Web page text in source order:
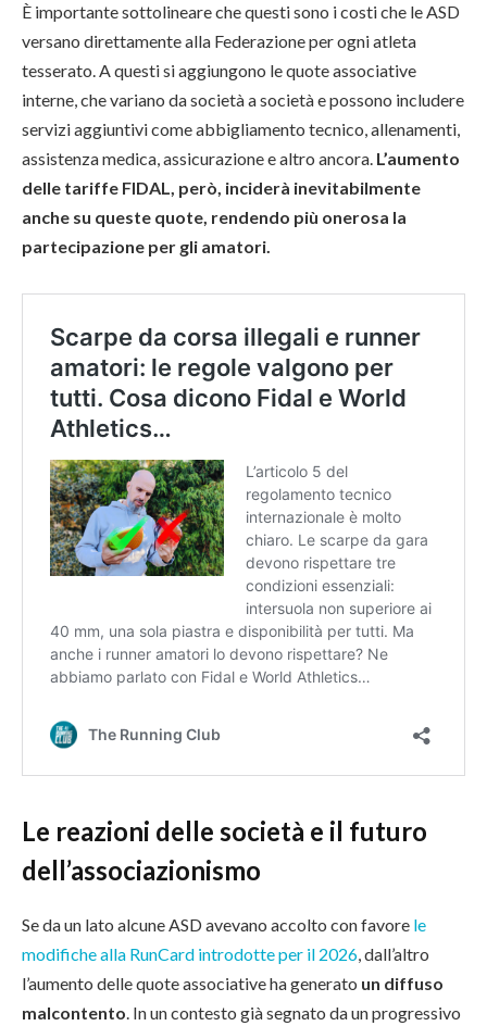
È importante sottolineare che questi sono i costi che le ASD
versano direttamente alla Federazione per ogni atleta
tesserato. A questi si aggiungono le quote associative
interne, che variano da società a società e possono includere
servizi aggiuntivi come abbigliamento tecnico, allenamenti,
assistenza medica, assicurazione e altro ancora. L’aumento
delle tariffe FIDAL, però, inciderà inevitabilmente
anche su queste quote, rendendo più onerosa la
partecipazione per gli amatori.
Le reazioni delle società e il futuro
dell’associazionismo
Se da un lato alcune ASD avevano accolto con favore le
modifiche alla RunCard introdotte per il 2026 , dall’altro
l’aumento delle quote associative ha generato un diffuso
malcontento . In un contesto già segnato da un progressivo